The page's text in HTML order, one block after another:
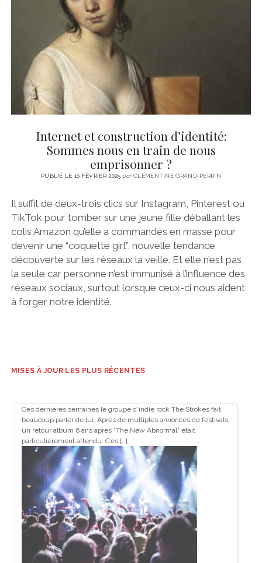
CINÉMA
LITTÉRATURE
SPORT
MÉDIAS
SANTÉ
instagram
Internet et construction d’identité:
Sommes nous en train de nous
emprisonner ?
PUBLIÉ LE 16 FÉVRIER 2025 parCLÉMENTINE GRAND-PERRIN
Il suffit de deux-trois clics sur Instagram, Pinterest ou
TikTok pour tomber sur une jeune fille déballant les
colis Amazon qu’elle a commandés en masse pour
devenir une “coquette girl”, nouvelle tendance
découverte sur les réseaux la veille. Et elle n’est pas
la seule car personne n’est immunisé à l’influence des
réseaux sociaux, surtout lorsque ceux-ci nous aident
à forger notre identité.
MISES À JOUR LES PLUS RÉCENTES
Ces dernières semaines le groupe d’indie rock The Strokes fait
beaucoup parler de lui. Après de multiples annonces de festivals,
un retour album 6 ans après “The New Abnormal” était
particulièrement attendu. C’es […]